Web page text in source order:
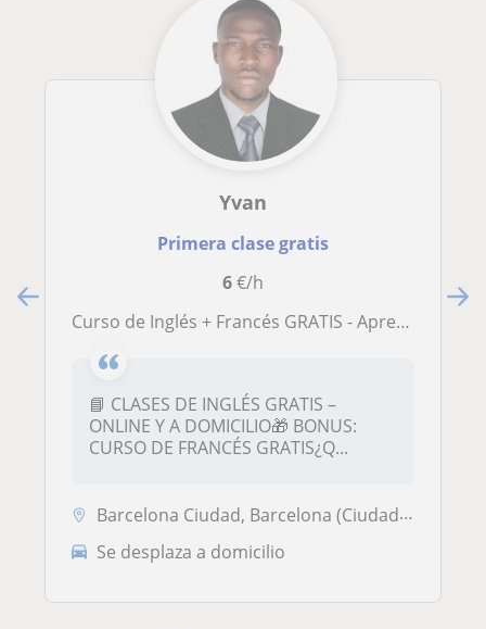
Yvan
Primera clase gratis
6€/h
Curso de Inglés + Francés GRATIS - Aprende Inglés Conversacional y Descubre la Cultura Africana
📘 CLASES DE INGLÉS GRATIS –
ONLINE Y A DOMICILIO🎁 BONUS:
CURSO DE FRANCÉS GRATIS¿Q...
Barcelona Ciudad, Barcelona (Ciudad), Esplugues de Llobregat, Hospital...
Se desplaza a domicilio